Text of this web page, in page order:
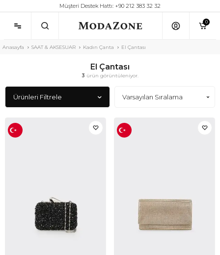
Müşteri Destek Hattı: +90 212 383 32 32
0
Anasayfa SAAT & AKSESUAR Kadın Çanta El Çantası
El Çantası
3 ürün görüntüleniyor.
Ürünleri Filtrele